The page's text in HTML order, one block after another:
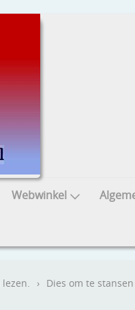
Webwinkel
› Dies om te stansen